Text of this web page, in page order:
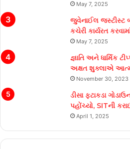
May 7, 2025
જુવેનાઈલ જસ્ટીસ્ટ
કચેરી કાર્યરત
May 7, 2025
જ્ઞાતિ અને ધાર્મિક
અક્ષત શુક્લાએ
November 30, 2023
ડીસા ફટાકડા
પહોંચ્યો, SITની
April 1, 2025